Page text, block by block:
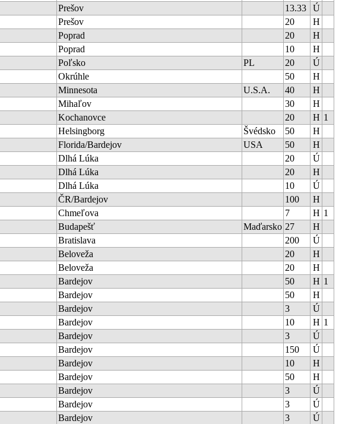
Prešov 13.33
Ú
Prešov 20
H
Poprad 20
H
Poprad 10
H
Poľsko PL 20
Ú
Okrúhle 50
H
Minnesota U.S.A. 40
H
Mihaľov 30
H
Kochanovce 20 H 1
Helsingborg Švédsko 50
H
Florida/Bardejov USA 50
H
Dlhá Lúka 20
Ú
Dlhá Lúka 20
H
Dlhá Lúka 10
Ú
ČR/Bardejov 100
H
Chmeľova 7 H 1
Budapešť Maďarsko 27
H
Bratislava 200
Ú
Beloveža 20
H
Beloveža 20
H
Bardejov 50 H 1
Bardejov 50
H
Bardejov 3
Ú
Bardejov 10 H 1
Bardejov 3
Ú
Bardejov 150
Ú
Bardejov 10
H
Bardejov 50
H
Bardejov 3
Ú
Bardejov 3
Ú
Bardejov 3 Ú